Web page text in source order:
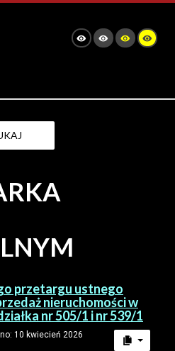
przetargu ustnego
nieruchomości w
nr 505/1 i nr 539/1
10 kwiecień 2026